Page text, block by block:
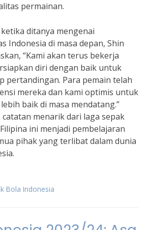
permainan.
ditanya mengenai
Indonesia di masa depan, Shin
“Kami akan terus bekerja
diri dengan baik untuk
pertandingan. Para pemain telah
mereka dan kami optimis untuk
baik di masa mendatang.”
menarik dari laga sepak
ini menjadi pembelajaran
pihak yang terlibat dalam dunia
Bola Indonesia